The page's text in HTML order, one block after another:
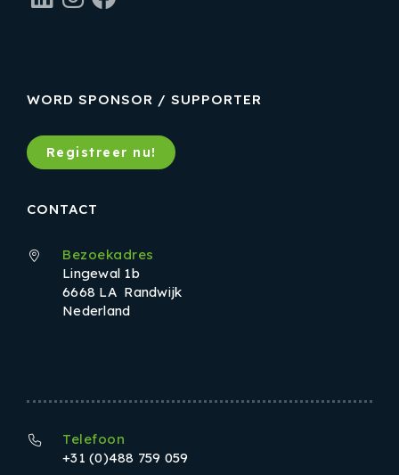
CONTACT
Bezoekadres
Lingewal 1b
6668 LA Randwijk
Nederland
Telefoon
+31 (0)488 759 059
WORD SPONSOR / SUPPORTER
Registreer nu!